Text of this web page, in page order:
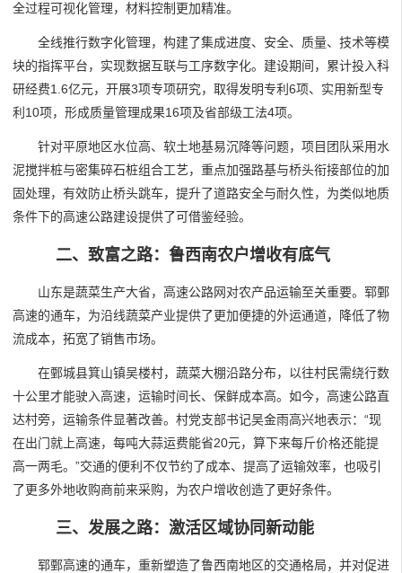
全过程可视化管理，材料控制更加精准。
全线推行数字化管理，构建了集成进度、安全、质量、技术等模
块的指挥平台，实现数据互联与工序数字化。建设期间，累计投入科
研经费1.6亿元，开展3项专项研究，取得发明专利6项、实用新型专
利10项，形成质量管理成果16项及省部级工法4项。
针对平原地区水位高、软土地基易沉降等问题，项目团队采用水
泥搅拌桩与密集碎石桩组合工艺，重点加强路基与桥头衔接部位的加
固处理，有效防止桥头跳车，提升了道路安全与耐久性，为类似地质
条件下的高速公路建设提供了可借鉴经验。
二、致富之路：鲁西南农户增收有底气
山东是蔬菜生产大省，高速公路网对农产品运输至关重要。郓鄄
高速的通车，为沿线蔬菜产业提供了更加便捷的外运通道，降低了物
流成本，拓宽了销售市场。
在鄄城县箕山镇吴楼村，蔬菜大棚沿路分布，以往村民需绕行数
十公里才能驶入高速，运输时间长、保鲜成本高。如今，高速公路直
达村旁，运输条件显著改善。村党支部书记吴金雨高兴地表示：“现
在出门就上高速，每吨大蒜运费能省20元，算下来每斤价格还能提
高一两毛。”交通的便利不仅节约了成本、提高了运输效率，也吸引
了更多外地收购商前来采购，为农户增收创造了更好条件。
三、发展之路：激活区域协同新动能
郓鄄高速的通车，重新塑造了鲁西南地区的交通格局，并对促进